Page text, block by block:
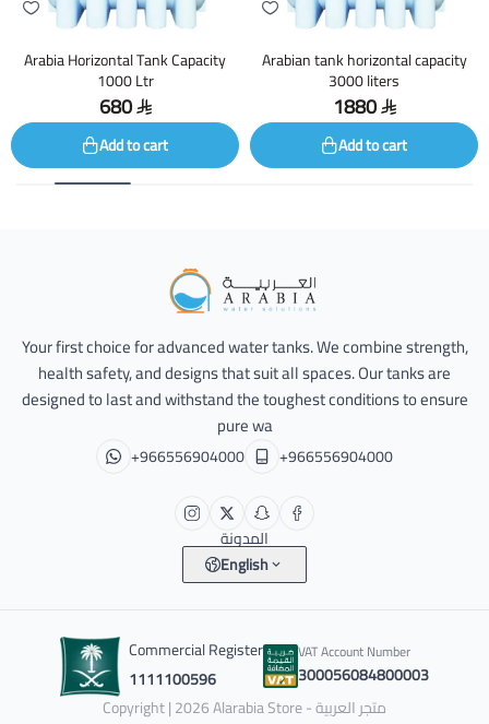
Arabia Horizontal Tank Capacity
1000 Ltr
680
Add to cart
Arabian tank horizontal capacity
3000 liters
1880
Add to cart
Alarabia Store - متجر العربية
Your first choice for advanced water tanks. We combine strength,
health safety, and designs that suit all spaces. Our tanks are
designed to last and withstand the toughest conditions to ensure
pure wa
+966556904000 +966556904000
المدونة
English
Commercial Register
1111100596
VAT Account Number
300056084800003
Copyright | 2026
Alarabia Store - متجر العربية